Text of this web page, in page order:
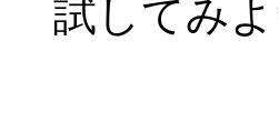
試してみ